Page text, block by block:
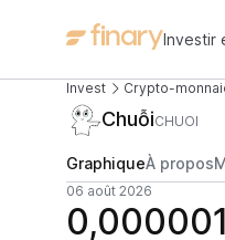
Investir
Invest Crypto-
ChuỗiCHUOI
GraphiqueÀ propos
06 août 2026